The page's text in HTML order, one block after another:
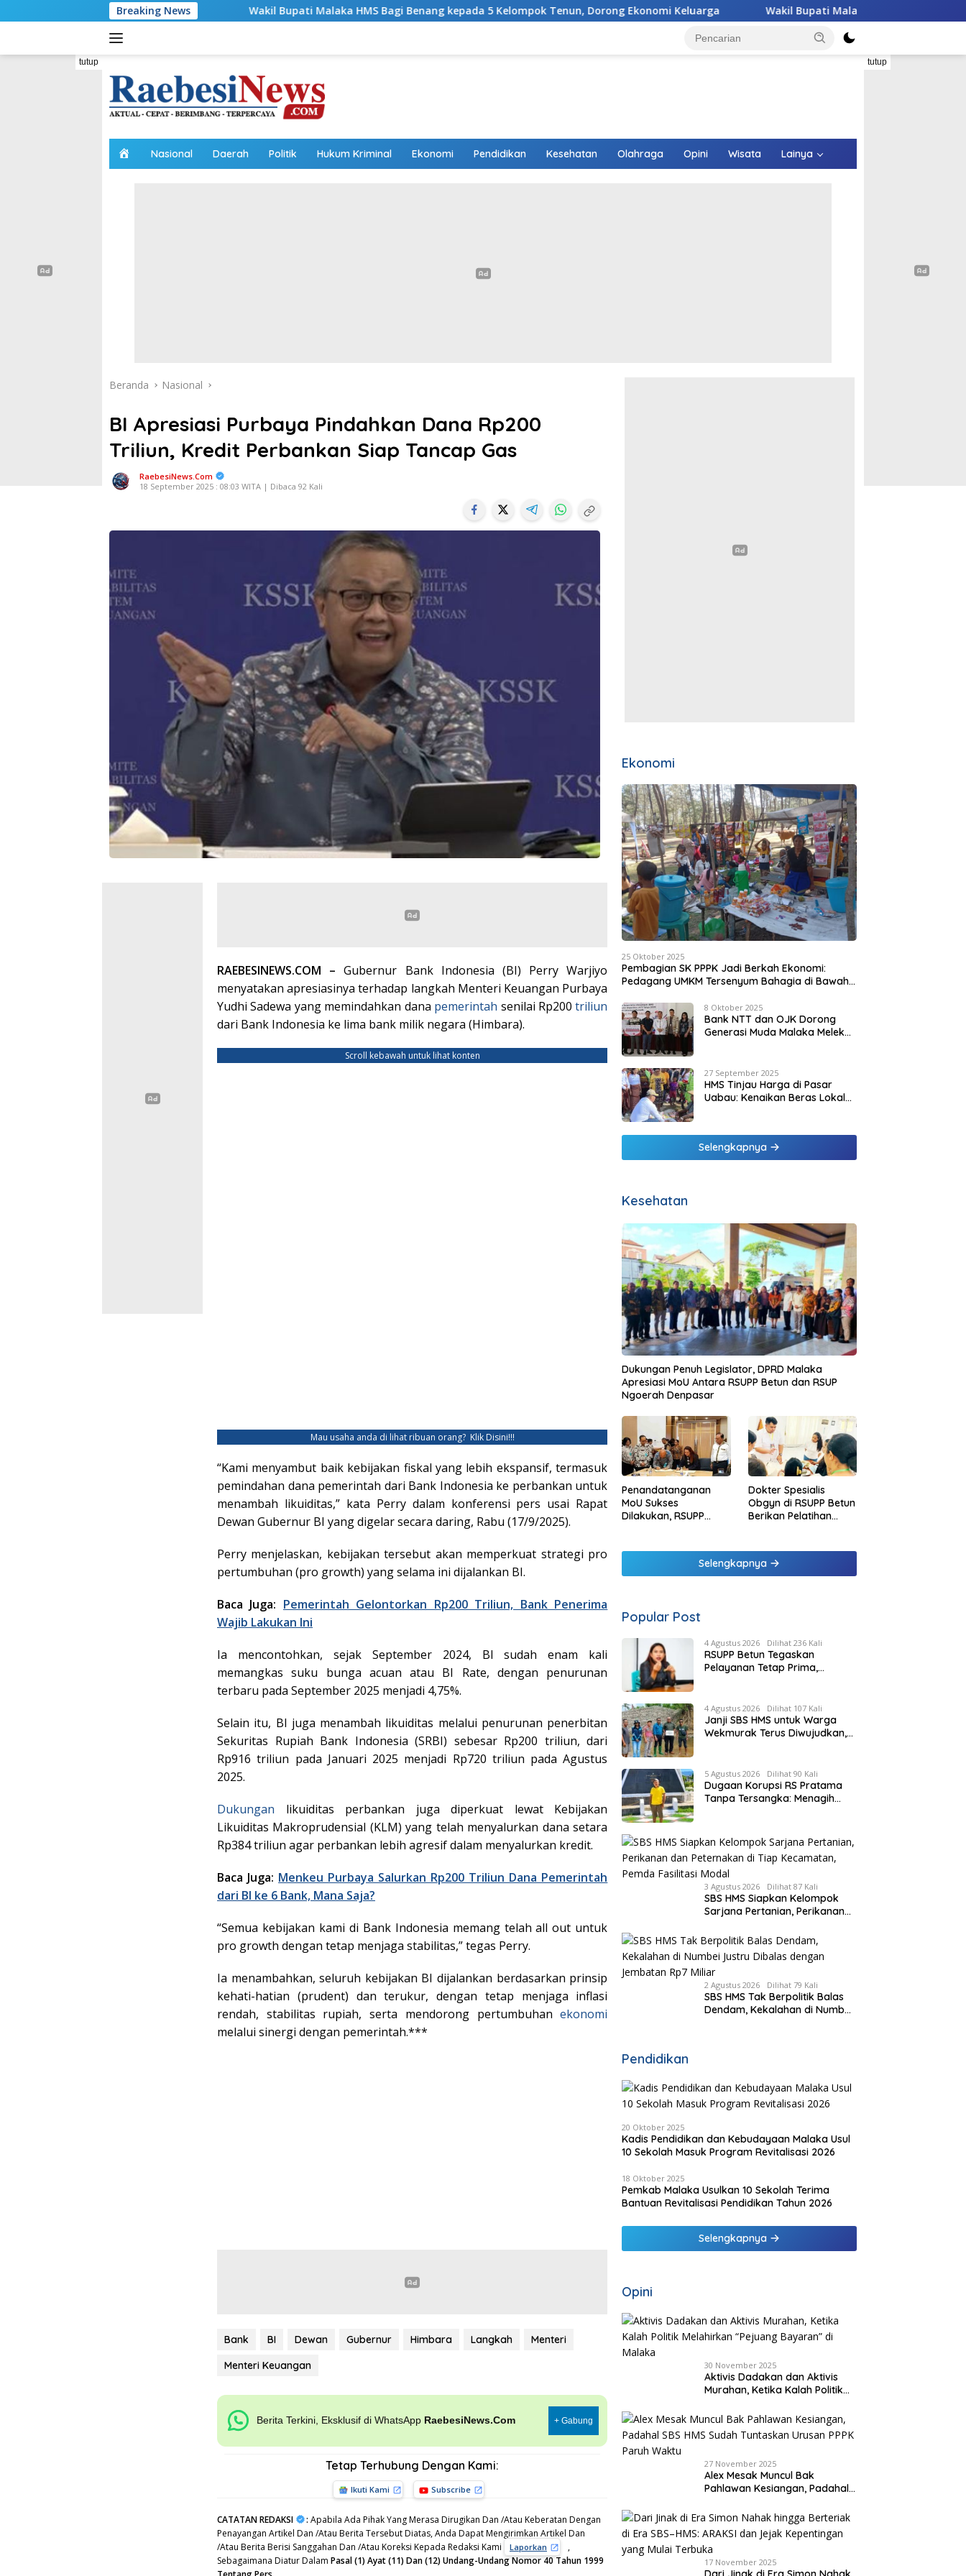
ke
Breaking News
Wakil Bupati Malaka HMS Bagi Benang kepada 5 Kelompok Tenun, Dorong Ekonomi Keluarga Wakil Bupati Malaka HMS Tinjau Kelompok Peternak Babi
tutup tutup
o
Nasional Daerah Politik Hukum Kriminal Ekonomi Pendidikan Kesehatan Olahraga Opini Wisata Lainya
Beranda Nasional
BI Apresiasi Purbaya Pindahkan Dana Rp200
Triliun, Kredit Perbankan Siap Tancap Gas
RaebesiNews.Com
18 September 2025 : 08:03 WITA | Dibaca 92 Kali
RAEBESINEWS.COM –Gubernur Bank Indonesia (BI) Perry Warjiyo
menyatakan apresiasinya terhadap langkah Menteri Keuangan Purbaya
Yudhi Sadewa yang memindahkan dana pemerintah senilai Rp200triliun
dari Bank Indonesia ke lima bank milik negara (Himbara).
Scroll kebawah untuk lihat konten
Mau usaha anda di lihat ribuan orang?Klik Disini!!!
“Kami menyambut baik kebijakan fiskal yang lebih ekspansif, termasuk
pemindahan dana pemerintah dari Bank Indonesia ke perbankan untuk
menambah likuiditas,” kata Perry dalam konferensi pers usai Rapat
Dewan Gubernur BI yang digelar secara daring, Rabu (17/9/2025).
Perry menjelaskan, kebijakan tersebut akan memperkuat strategi pro
pertumbuhan (pro growth) yang selama ini dijalankan BI.
Baca Juga: Pemerintah Gelontorkan Rp200 Triliun, Bank Penerima
Wajib Lakukan Ini
Ia mencontohkan, sejak September 2024, BI sudah enam kali
memangkas suku bunga acuan atau BI Rate, dengan penurunan
terbaru pada September 2025 menjadi 4,75%.
Selain itu, BI juga menambah likuiditas melalui penurunan penerbitan
Sekuritas Rupiah Bank Indonesia (SRBI) sebesar Rp200 triliun, dari
Rp916 triliun pada Januari 2025 menjadi Rp720 triliun pada Agustus
2025.
Dukungan likuiditas perbankan juga diperkuat lewat Kebijakan
Likuiditas Makroprudensial (KLM) yang telah menyalurkan dana setara
Rp384 triliun agar perbankan lebih agresif dalam menyalurkan kredit.
Baca Juga: Menkeu Purbaya Salurkan Rp200 Triliun Dana Pemerintah
dari BI ke 6 Bank, Mana Saja?
“Semua kebijakan kami di Bank Indonesia memang telah all out untuk
pro growth dengan tetap menjaga stabilitas,” tegas Perry.
Ia menambahkan, seluruh kebijakan BI dijalankan berdasarkan prinsip
kehati-hatian (prudent) dan terukur, dengan tetap menjaga inflasi
rendah, stabilitas rupiah, serta mendorong pertumbuhanekonomi
melalui sinergi dengan pemerintah.***
Bank BI Dewan Gubernur Himbara Langkah
Menteri
Menteri Keuangan
Berita Terkini, Eksklusif di WhatsApp RaebesiNews.Com + Gabung
Tetap Terhubung Dengan Kami:
Ikuti Kami Subscribe
CATATAN REDAKSI : Apabila Ada Pihak Yang Merasa Dirugikan Dan /Atau Keberatan Dengan
Penayangan Artikel Dan /Atau Berita Tersebut Diatas, Anda Dapat Mengirimkan Artikel Dan
/Atau Berita Berisi Sanggahan Dan /Atau Koreksi Kepada Redaksi Kami
Laporkan
,
Sebagaimana Diatur Dalam Pasal (1) Ayat (11) Dan (12) Undang-Undang Nomor 40 Tahun 1999
Ekonomi
25 Oktober 2025
Pembagian SK PPPK Jadi Berkah Ekonomi:
Pedagang UMKM Tersenyum Bahagia di Bawah
8 Oktober 2025
Bank NTT dan OJK Dorong
Generasi Muda Malaka Melek
27 September 2025
HMS Tinjau Harga di Pasar
Uabau: Kenaikan Beras Lokal
Selengkapnya
Kesehatan
Dukungan Penuh Legislator, DPRD Malaka
Apresiasi MoU Antara RSUPP Betun dan RSUP
Ngoerah Denpasar
Penandatanganan
MoU Sukses
Dilakukan, RSUPP
Ngoerah
Dokter Spesialis
Obgyn di RSUPP Betun
Berikan Pelatihan
Persalinan Bagi
Tenaga Kesehatan di
Selengkapnya
Popular Post
4 Agustus 2026 Dilihat 236 Kali
RSUPP Betun Tegaskan
Pelayanan Tetap Prima,
Penuhnya ICU RS Tujuan
4 Agustus 2026 Dilihat 107 Kali
Janji SBS HMS untuk Warga
Wekmurak Terus Diwujudkan,
Rp4,57 Miliar
5 Agustus 2026 Dilihat 90 Kali
Dugaan Korupsi RS Pratama
Tanpa Tersangka: Menagih
3 Agustus 2026 Dilihat 87 Kali
SBS HMS Siapkan Kelompok
Sarjana Pertanian, Perikanan
Kecamatan, Pemda Fasilitasi
Modal
2 Agustus 2026 Dilihat 79 Kali
SBS HMS Tak Berpolitik Balas
Dendam, Kekalahan di Numbei
Pendidikan
20 Oktober 2025
Kadis Pendidikan dan Kebudayaan Malaka Usul
10 Sekolah Masuk Program Revitalisasi 2026
18 Oktober 2025
Pemkab Malaka Usulkan 10 Sekolah Terima
Bantuan Revitalisasi Pendidikan Tahun 2026
Selengkapnya
Opini
30 November 2025
Aktivis Dadakan dan Aktivis
Murahan, Ketika Kalah Politik
di Malaka
27 November 2025
Alex Mesak Muncul Bak
Pahlawan Kesiangan, Padahal
Urusan PPPK Paruh Waktu
17 November 2025